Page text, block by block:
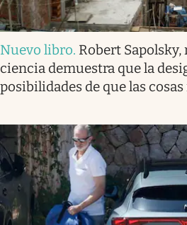
Nuevo libro. Robert
ciencia demuestra que la
posibilidades de que las cosas